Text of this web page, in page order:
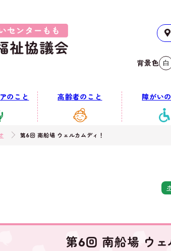
背景色 白
のこと 高齢者のこと 障がい
第6回 南船場 ウェルカムディ！
第6回 南船場 ウェ